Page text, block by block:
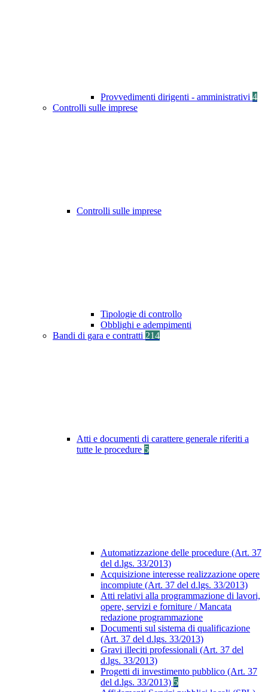
Provvedimenti dirigenti - amministrativi 4
Controlli sulle imprese
Controlli sulle imprese
Tipologie di controllo
Obblighi e adempimenti
Bandi di gara e contratti 214
Atti e documenti di carattere generale riferiti a
tutte le procedure 5
Automatizzazione delle procedure (Art. 37
del d.lgs. 33/2013)
Acquisizione interesse realizzazione opere
incompiute (Art. 37 del d.lgs. 33/2013)
Atti relativi alla programmazione di lavori,
opere, servizi e forniture / Mancata
redazione programmazione
Documenti sul sistema di qualificazione
(Art. 37 del d.lgs. 33/2013)
Gravi illeciti professionali (Art. 37 del
d.lgs. 33/2013)
Progetti di investimento pubblico (Art. 37
del d.lgs. 33/2013) 5